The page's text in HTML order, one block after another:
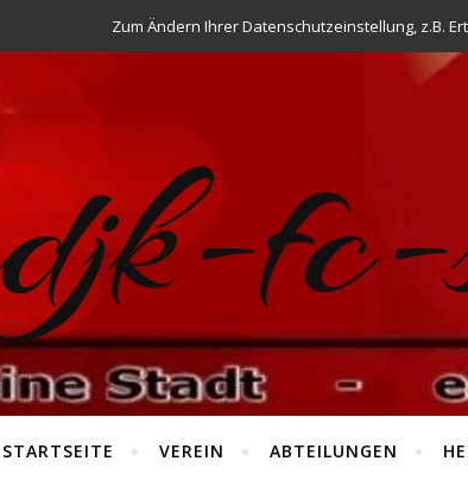
djk-fc-
STARTSEITE VEREIN ABTEILUNGEN
Zum Ändern Ihrer Datenschutzeinstellung, z.B.